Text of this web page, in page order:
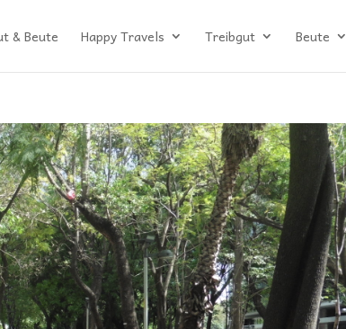
& Beute Happy Travels Treibgut Beute